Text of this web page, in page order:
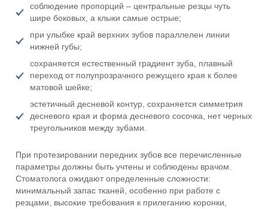
соблюдение пропорций – центральные резцы чуть
шире боковых, а клыки самые острые;
при улыбке край верхних зубов параллелен линии
нижней губы;
сохраняется естественный градиент зуба, плавный
переход от полупрозрачного режущего края к более
матовой шейке;
эстетичный десневой контур, сохраняется симметрия
десневого края и форма десневого сосочка, нет черных
треугольников между зубами.
При протезировании передних зубов все перечисленные
параметры должны быть учтены и соблюдены врачом.
Стоматолога ожидают определенные сложности:
минимальный запас тканей, особенно при работе с
резцами, высокие требования к прилеганию коронки,